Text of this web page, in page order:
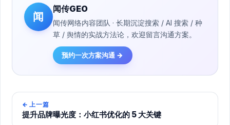
闻
闻传GEO
闻传网络内容团队 · 长期沉淀搜索 / AI 搜索 / 种
草 / 舆情的实战方法论，欢迎留言沟通方案。
预约一次方案沟通 →
← 上一篇
提升品牌曝光度：小红书优化的 5 大关键